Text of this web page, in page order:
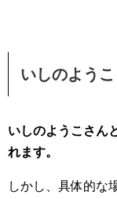
いしのよう
いしのようこさん
れます。
しかし、具体的な